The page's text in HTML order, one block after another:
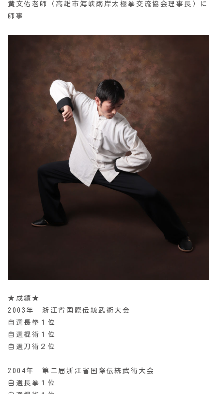
黄文佑老師（高雄市海峡兩岸太極拳交流協会理事長）に
師事
★成績★
2003年 浙江省国際伝統武術大会
自選長拳１位
自選棍術１位
自選刀術２位
2004年 第二届浙江省国際伝統武術大会
自選長拳１位